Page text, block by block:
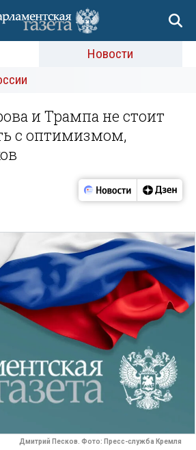
Новости
и Трампа не стоит
с оптимизмом,
Дмитрий Песков. Фото: Пресс-служба Кремля